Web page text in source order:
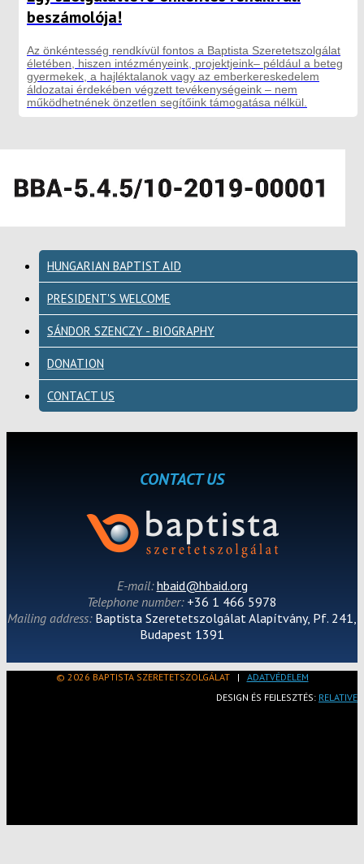
beszámolója!
Az önkéntesség rendkívül fontos a Baptista Szeretetszolgálat
életében, hiszen intézményeink, projektjeink– például a beteg
gyermekek, a hajléktalanok vagy az emberkereskedelem
áldozatai érdekében végzett tevékenységeink – nem
működhetnének önzetlen segítőink támogatása nélkül.
HUNGARIAN BAPTIST AID
PRESIDENT'S WELCOME
SÁNDOR SZENCZY - BIOGRAPHY
DONATION
CONTACT US
CONTACT US
E-mail:hbaid@hbaid.org
Telephone number: +36 1 466 5978
Mailing address: Baptista Szeretetszolgálat Alapítvány, Pf. 241,
Budapest 1391
© 2026 BAPTISTA SZERETETSZOLGÁLAT| ADATVÉDELEM
DESIGN ÉS FEJLESZTÉS: RELATIVE